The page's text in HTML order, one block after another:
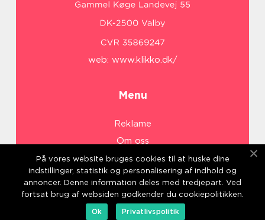
web: www.klikko.dk/
Menu
Reklame
Om oss
Cookies
Kontakt Oss
Sitemap
På vores website bruges cookies til at huske dine
indstillinger, statistik og personalisering af indhold og
annoncer. Denne information deles med tredjepart. Ved
fortsat brug af websiden godkender du cookiepolitikken.
Ok
Privatlivspolitik